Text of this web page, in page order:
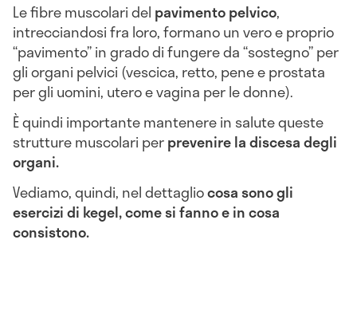
Le fibre muscolari del pavimento pelvico,
intrecciandosi fra loro, formano un vero e proprio
“pavimento” in grado di fungere da “sostegno” per
gli organi pelvici (vescica, retto, pene e prostata
per gli uomini, utero e vagina per le donne).
È quindi importante mantenere in salute queste
strutture muscolari perprevenire la discesa degli
organi.
Vediamo, quindi, nel dettagliocosa sono gli
esercizi di kegel, come si fanno e in cosa
consistono.